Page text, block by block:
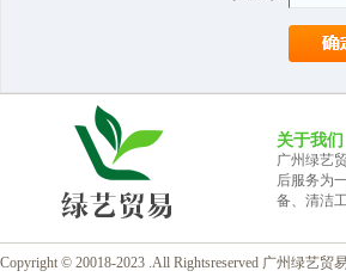
关于我们
广州绿艺
后服务为
备、清洁
Copyright © 20018-2023 .All Rightsreserved 广州绿艺贸